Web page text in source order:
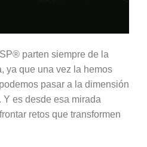
parten siempre de la
ya que una vez la hemos
pasar a la dimensión
es desde esa mirada
retos que transformen